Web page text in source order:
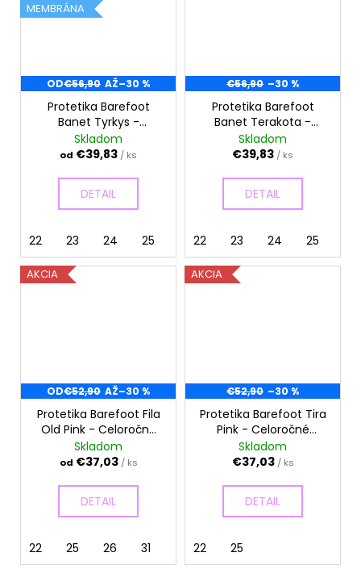
MEMBRÁNA
OD€56,90 AŽ–30 %
Protetika Barefoot
Banet Tyrkys -
Celoročné topánky
Skladom
od €39,83 / ks
DETAIL
22 23 24 25
€56,90 –30 %
Protetika Barefoot
Banet Terakota -
Celoročné topánky
Skladom
€39,83 / ks
DETAIL
22 23 24 25
AKCIA
OD€52,90 AŽ–30 %
Protetika Barefoot Fila
Old Pink - Celoročné
topánky
Skladom
od €37,03 / ks
DETAIL
22 25 26 31
AKCIA
€52,90 –30 %
Protetika Barefoot Tira
Pink - Celoročné
topánky
Skladom
€37,03 / ks
DETAIL
22 25